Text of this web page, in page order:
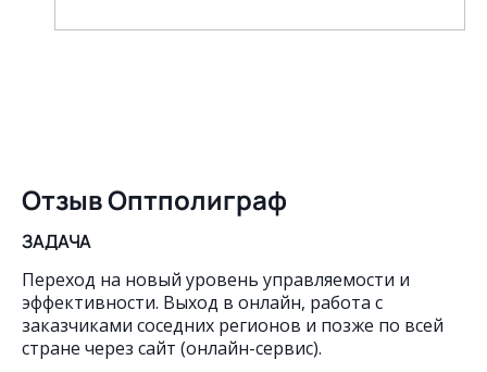
Отзыв Оптполиграф
ЗАДАЧА
Переход на новый уровень управляемости и
эффективности. Выход в онлайн, работа с
заказчиками соседних регионов и позже по всей
стране через сайт (онлайн-сервис).